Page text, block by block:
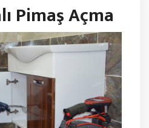
Pimaş Açma